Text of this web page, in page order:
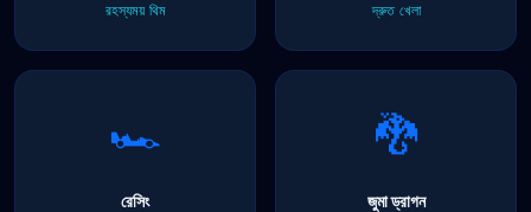
রহস্যময় থিম দ্রুত খেলা
🏎️
রেসিং
🐉
জুমা ড্রাগন